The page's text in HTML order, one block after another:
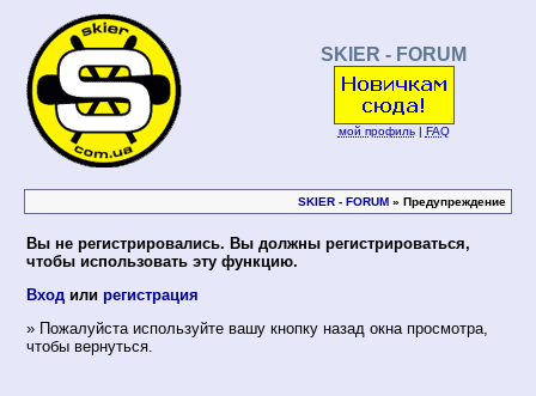
SKIER - FORUM
мой профиль| FAQ
SKIER - FORUM » Предупреждение
Вы не регистрировались. Вы должны регистрироваться,
чтобы использовать эту функцию.
Вход или регистрация
» Пожалуйста используйте вашу кнопку назад окна просмотра,
чтобы вернуться.